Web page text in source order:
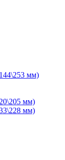
мм)
мм)
мм)